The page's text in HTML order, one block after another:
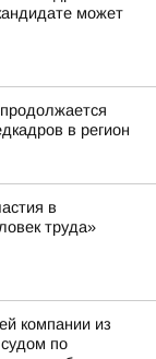
может
в регион
в
труда»
компании из
по